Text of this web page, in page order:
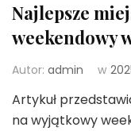
Najlepsze
weekendowy
Autor: admin w
Artykuł
na wyjątkowy